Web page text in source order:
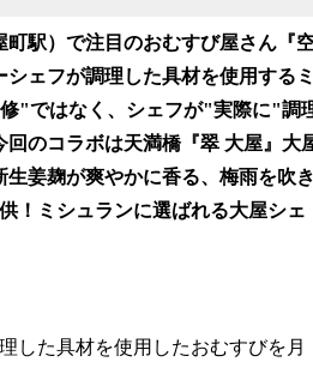
駅）で注目のおむすび屋さん『
ェフが調理した具材を使用するミ
"ではなく、シェフが"実際に"調
のコラボは天満橋『翠 大屋』大
姜麹が爽やかに香る、梅雨を吹き
！ミシュランに選ばれる大屋シェ
した具材を使用したおむすびを月